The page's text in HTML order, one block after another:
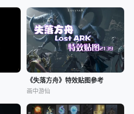
《失落方舟》特效贴图參考
画中游仙